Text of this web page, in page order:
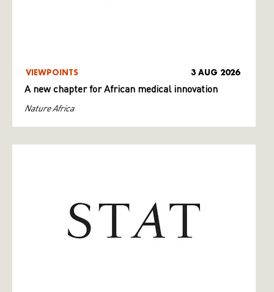
VIEWPOINTS 3 AUG 2026
A new chapter for African medical innovation
Nature Africa